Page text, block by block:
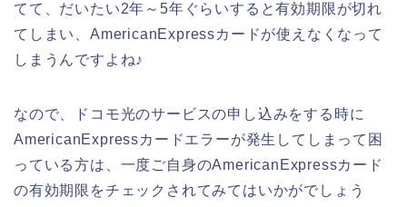
てて、だいたい2年～5年ぐらいすると有効期限が切れ
てしまい、AmericanExpressカードが使えなくなって
しまうんですよね♪
なので、ドコモ光のサービスの申し込みをする時に
AmericanExpressカードエラーが発生してしまって困
っている方は、一度ご自身のAmericanExpressカード
の有効期限をチェックされてみてはいかがでしょう